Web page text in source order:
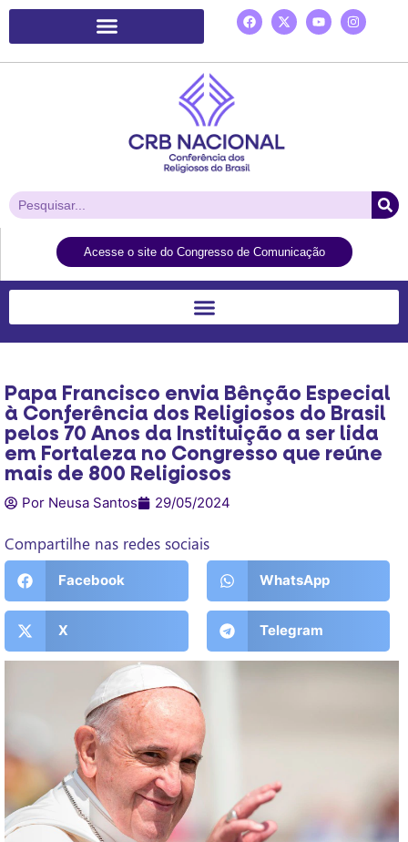
Acesse o site do Congresso de Comunicação
Papa Francisco envia Bênção Especial
à Conferência dos Religiosos do Brasil
pelos 70 Anos da Instituição a ser lida
em Fortaleza no Congresso que reúne
mais de 800 Religiosos
Por Neusa Santos 29/05/2024
Compartilhe nas redes sociais
Facebook WhatsApp
X Telegram